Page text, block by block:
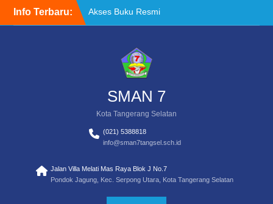
Info Terbaru:
Akses Buku Resmi
Kemendikdasmen melalui
Perbukuan Indonesia (SIBI)
WELCOME BACK TO
SMAN 7
Kota Tangerang Selatan
(021) 5388818
info@sman7tangsel.sch.id
Jalan Villa Melati Mas Raya Blok J No.7
Pondok Jagung, Kec. Serpong Utara, Kota Tangerang Selatan